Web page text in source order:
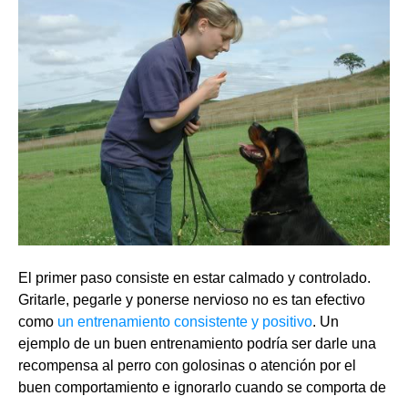
El primer paso consiste en estar calmado y controlado.
Gritarle, pegarle y ponerse nervioso no es tan efectivo
como un entrenamiento consistente y positivo. Un
ejemplo de un buen entrenamiento podría ser darle una
recompensa al perro con golosinas o atención por el
buen comportamiento e ignorarlo cuando se comporta de